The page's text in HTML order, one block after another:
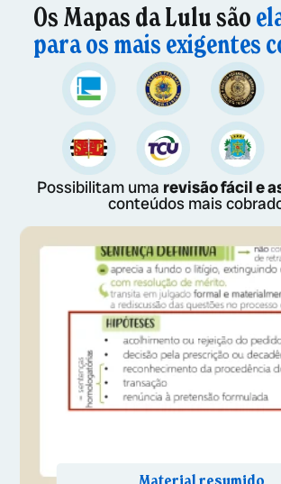
Os Mapas da Lulu são
para os mais exigentes
Possibilitam uma revisão fácil e
conteúdos mais